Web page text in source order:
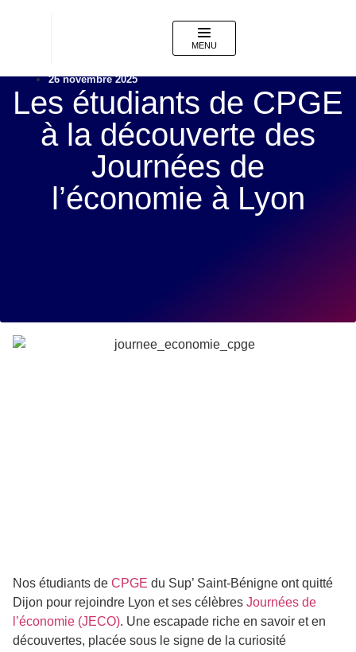
MENU
26 novembre 2025
Les étudiants de CPGE
à la découverte des
Journées de
l’économie à Lyon
Nos étudiants de CPGE du Sup’ Saint-Bénigne ont quitté
Dijon pour rejoindre Lyon et ses célèbres Journées de
l’économie (JECO). Une escapade riche en savoir et en
découvertes, placée sous le signe de la curiosité